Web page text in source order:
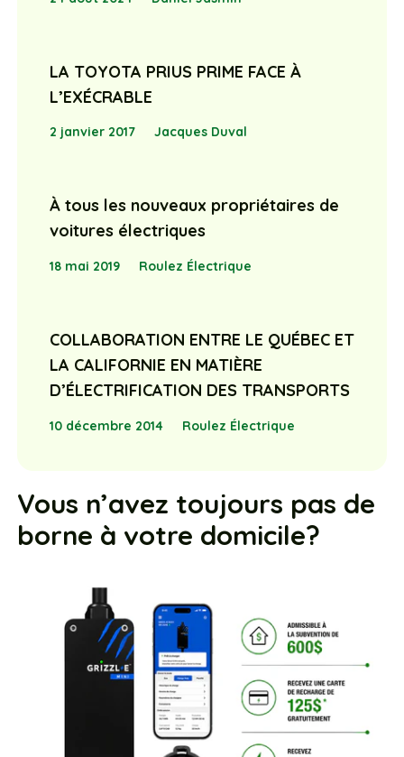
LA TOYOTA PRIUS PRIME FACE À
L’EXÉCRABLE
2 janvier 2017 Jacques Duval
À tous les nouveaux propriétaires de
voitures électriques
18 mai 2019 Roulez Électrique
COLLABORATION ENTRE LE QUÉBEC ET
LA CALIFORNIE EN MATIÈRE
D’ÉLECTRIFICATION DES TRANSPORTS
10 décembre 2014 Roulez Électrique
Vous n’avez toujours pas de
borne à votre domicile?